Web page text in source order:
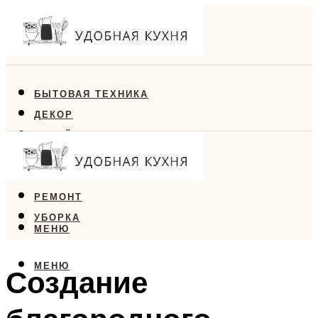
БЫТОВАЯ ТЕХНИКА
ДЕКОР
ДИЗАЙН
ЕДА
РЕМОНТ
УБОРКА
МЕНЮ
МЕНЮ
Создание